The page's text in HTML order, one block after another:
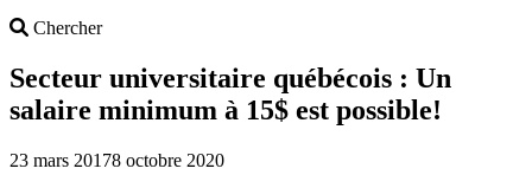
ChercherSearch
Secteur universitaire québécois : Un
salaire minimum à 15$ est possible!
23 mars 20178 octobre 2020